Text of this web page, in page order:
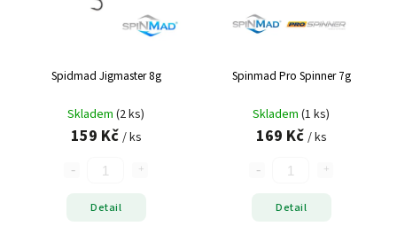
Spidmad Jigmaster 8g
Skladem (2 ks)
159 Kč / ks
Detail
Spinmad Pro Spinner 7g
Skladem (1 ks)
169 Kč / ks
Detail